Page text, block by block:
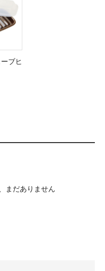
ブヒ
まだありません